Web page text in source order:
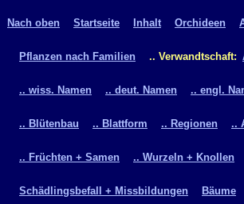
Nach oben Startseite Inhalt Orchideen
Pflanzen nach Familien .. Verwandtschaft:
.. wiss. Namen .. deut. Namen .. engl.
.. Blütenbau .. Blattform .. Regionen ..
.. Früchten + Samen .. Wurzeln + Knollen
Schädlingsbefall + Missbildungen Bäume